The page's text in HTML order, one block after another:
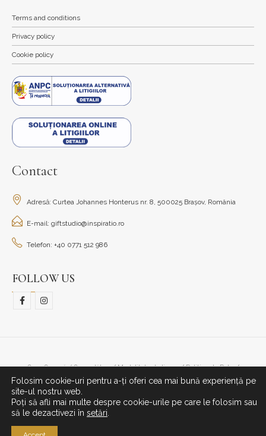
Terms and conditions
Privacy policy
Cookie policy
Contact
Adresă: Curtea Johannes Honterus nr. 8, 500025 Brașov, România
E-mail: giftstudio@inspiratio.ro
Telefon: +40 0771 512 986
FOLLOW US
Cum Cumpăr/ Cum plătesc Modalitate de livrare Politica de Retur
© Copyright 2023. All Rights Reserved.
Folosim cookie-uri pentru a-ți oferi cea mai bună experiență pe
site-ul nostru web.
Poți să afli mai multe despre cookie-urile pe care le folosim sau
să le dezactivezi în setări